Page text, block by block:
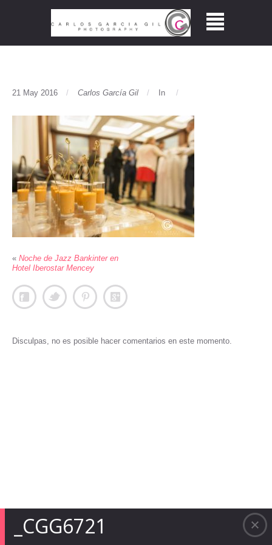
_CGG6721
21 May 2016 Carlos García Gil In
« Noche de Jazz Bankinter en
Hotel Iberostar Mencey
Disculpas, no es posible hacer comentarios en este momento.